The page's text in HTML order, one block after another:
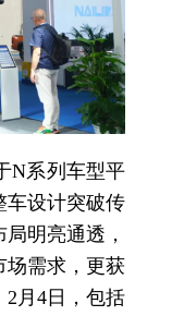
系列车型平
车设计突破传
明亮通透，
场需求，更获
月4日，包括